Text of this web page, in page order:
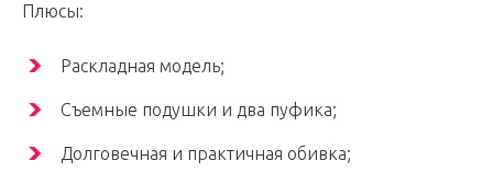
Плюсы:
Раскладная модель;
Съемные подушки и два пуфика;
Долговечная и практичная обивка;